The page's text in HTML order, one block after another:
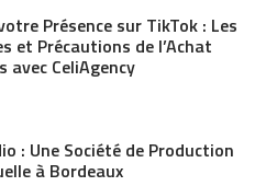
Présence sur TikTok : Les
et Précautions de l’Achat
avec CeliAgency
: Une Société de Production
à Bordeaux